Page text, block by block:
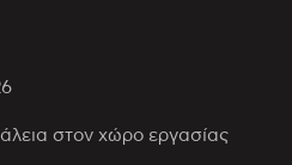
στον χώρο εργασίας